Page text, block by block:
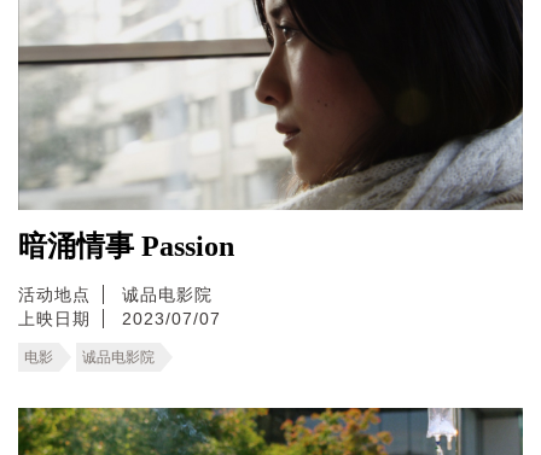
暗涌情事 Passion
活动地点
诚品电影院
上映日期
2023/07/07
电影 诚品电影院